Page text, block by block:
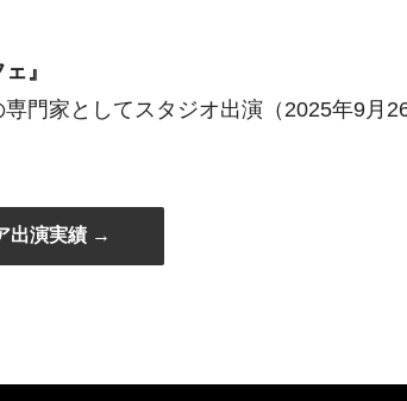
』
門家としてスタジオ出演（2025年9月
出演実績 →